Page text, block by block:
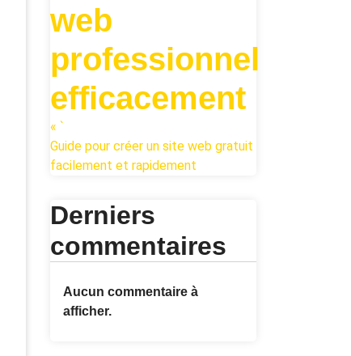
web
professionnel
efficacement
« `
Guide pour créer un site web gratuit
facilement et rapidement
Derniers
commentaires
Aucun commentaire à
afficher.